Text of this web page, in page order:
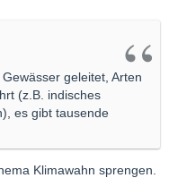
geleitet, Arten
(z.B. indisches
es gibt tausende
Klimawahn sprengen.